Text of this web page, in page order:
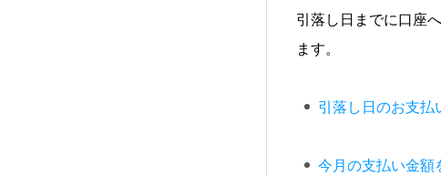
引落し日までに口座
ます。
引落し日のお支
今月の支払い金額